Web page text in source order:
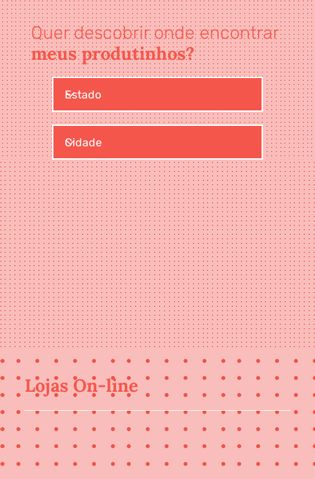
Quer descobrir onde encontrar
meus produtinhos?
Lojas On-line